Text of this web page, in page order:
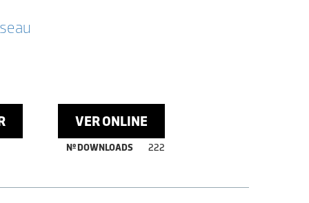
VER ONLINE
Nº DOWNLOADS 222